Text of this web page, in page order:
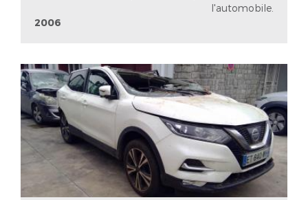
l'automobile.
2006